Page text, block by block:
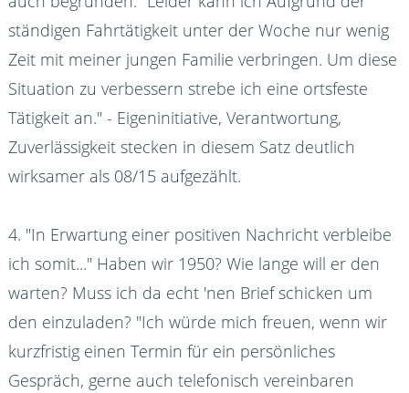
ständigen Fahrtätigkeit unter der Woche nur wenig
Zeit mit meiner jungen Familie verbringen. Um diese
Situation zu verbessern strebe ich eine ortsfeste
Tätigkeit an." - Eigeninitiative, Verantwortung,
Zuverlässigkeit stecken in diesem Satz deutlich
wirksamer als 08/15 aufgezählt.
4. "In Erwartung einer positiven Nachricht verbleibe
ich somit..." Haben wir 1950? Wie lange will er den
warten? Muss ich da echt 'nen Brief schicken um
den einzuladen? "Ich würde mich freuen, wenn wir
kurzfristig einen Termin für ein persönliches
Gespräch, gerne auch telefonisch vereinbaren